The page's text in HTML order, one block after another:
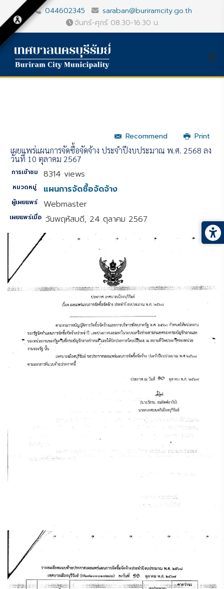
044602345
saraban@buriramcity.go.th
จันทร์-ศุกร์ 08.30-16.30 น.
Recommend
Print
เผยแพร่แผนการจัดซื้อจัดจ้าง ประจำปีงบประมาณ พ.ศ. 2568 ลง
วันที่ 10 ตุลาคม 2567
การเข้าชม 8314 views
หมวดหมู่ แผนการจัดซื้อจัดจ้าง
ผู้เผยแพร่ Webmaster
เผยแพร่เมื่อ วันพฤหัสบดี, 24 ตุลาคม 2567